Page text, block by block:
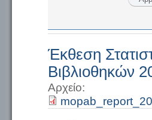
Έκθεση
Βιβλιοθηκών
Αρχείο: